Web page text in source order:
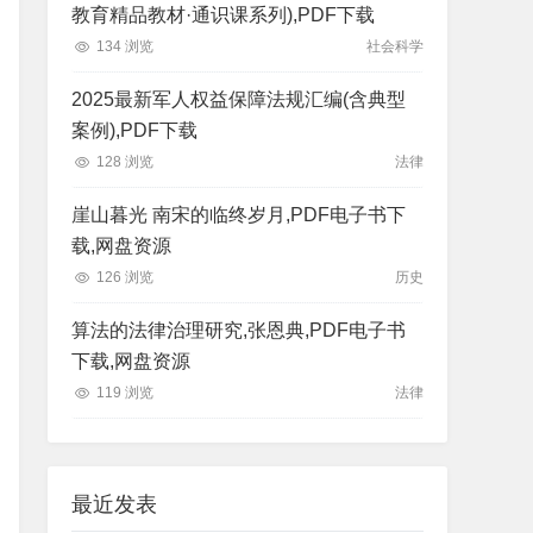
教育精品教材·通识课系列),PDF下载
134 浏览 社会科学
2025最新军人权益保障法规汇编(含典型
案例),PDF下载
128 浏览 法律
崖山暮光 南宋的临终岁月,PDF电子书下
载,网盘资源
126 浏览 历史
算法的法律治理研究,张恩典,PDF电子书
下载,网盘资源
119 浏览 法律
最近发表